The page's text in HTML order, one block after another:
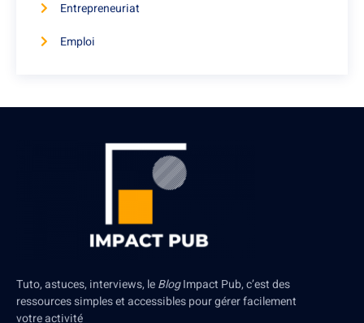
Entrepreneuriat
Emploi
Tuto, astuces, interviews, leBlogImpact Pub, c’est des
ressources simples et accessibles pour gérer facilement
votre activité